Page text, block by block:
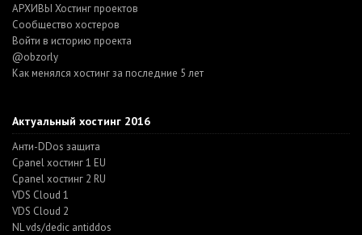
АРХИВЫ Хостинг проектов
Cообщество хостеров
Войти в историю проекта
@obzorly
Как менялся хостинг за последние 5 лет
Актуальный хостинг 2016
Анти-DDos защита
Cpanel хостинг 1 EU
Cpanel хостинг 2 RU
VDS Cloud 1
VDS Cloud 2
NL vds/dedic antiddos